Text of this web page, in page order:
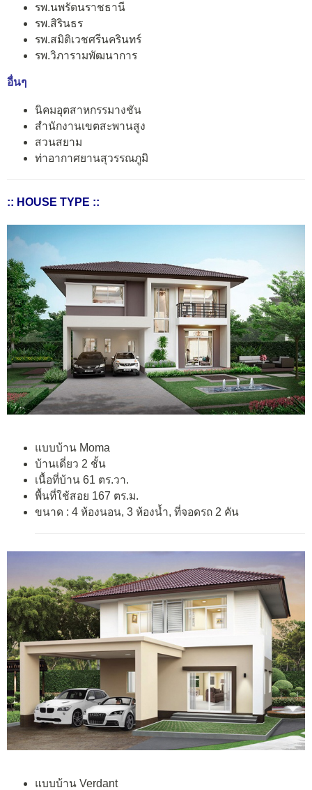
รพ.นพรัตนราชธานี
รพ.สิรินธร
รพ.สมิติเวชศรีนครินทร์
รพ.วิภารามพัฒนาการ
อื่นๆ
นิคมอุตสาหกรรมางชัน
สำนักงานเขตสะพานสูง
สวนสยาม
ท่าอากาศยานสุวรรณภูมิ
:: HOUSE TYPE ::
แบบบ้าน Moma
บ้านเดี่ยว 2 ชั้น
เนื้อที่บ้าน 61 ตร.วา.
พื้นที่ใช้สอย 167 ตร.ม.
ขนาด : 4 ห้องนอน, 3 ห้องน้ำ, ที่จอดรถ 2 คัน
แบบบ้าน Verdant